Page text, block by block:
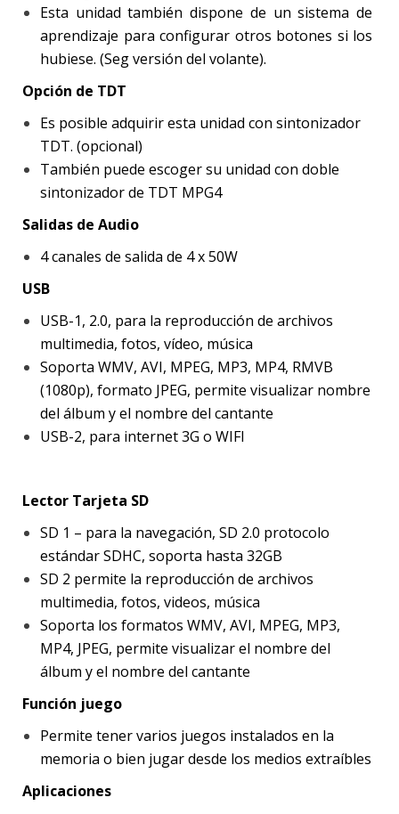
Esta unidad también dispone de un sistema de
aprendizaje para configurar otros botones si los
hubiese. (Seg versión del volante).
Opción de TDT
Es posible adquirir esta unidad con sintonizador
TDT. (opcional)
También puede escoger su unidad con doble
sintonizador de TDT MPG4
Salidas de Audio
4 canales de salida de 4 x 50W
USB
USB-1, 2.0, para la reproducción de archivos
multimedia, fotos, vídeo, música
Soporta WMV, AVI, MPEG, MP3, MP4, RMVB
(1080p), formato JPEG, permite visualizar nombre
del álbum y el nombre del cantante
USB-2, para internet 3G o WIFI
Lector Tarjeta SD
SD 1 – para la navegación, SD 2.0 protocolo
estándar SDHC, soporta hasta 32GB
SD 2 permite la reproducción de archivos
multimedia, fotos, videos, música
Soporta los formatos WMV, AVI, MPEG, MP3,
MP4, JPEG, permite visualizar el nombre del
álbum y el nombre del cantante
Función juego
Permite tener varios juegos instalados en la
memoria o bien jugar desde los medios extraíbles
Aplicaciones